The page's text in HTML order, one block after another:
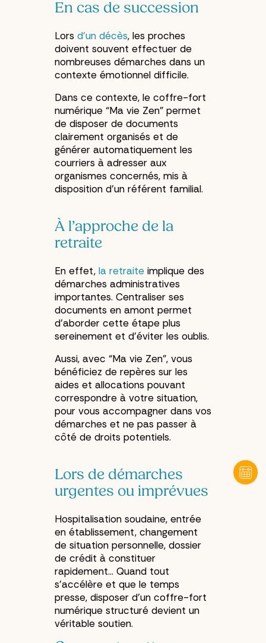
En cas de succession
Lors d’un décès, les proches
doivent souvent effectuer de
nombreuses démarches dans un
contexte émotionnel difficile.
Dans ce contexte, le coffre-fort
numérique “Ma vie Zen” permet
de disposer de documents
clairement organisés et de
générer automatiquement les
courriers à adresser aux
organismes concernés, mis à
disposition d’un référent familial.
À l’approche de la
retraite
En effet, la retraite implique des
démarches administratives
importantes. Centraliser ses
documents en amont permet
d’aborder cette étape plus
sereinement et d’éviter les oublis.
Aussi, avec “Ma vie Zen”, vous
bénéficiez de repères sur les
aides et allocations pouvant
correspondre à votre situation,
pour vous accompagner dans vos
démarches et ne pas passer à
côté de droits potentiels.
Lors de démarches
urgentes ou imprévues
Hospitalisation soudaine, entrée
en établissement, changement
de situation personnelle, dossier
de crédit à constituer
rapidement… Quand tout
s’accélère et que le temps
presse, disposer d’un coffre-fort
numérique structuré devient un
véritable soutien.